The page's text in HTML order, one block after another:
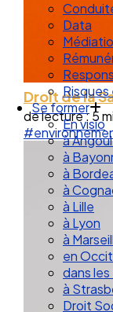
Data
Se former
En visio
à
à
à
à
à Lille
à Lyon
à
en
dans
à
Droit
Droit de la
de lecture : 5